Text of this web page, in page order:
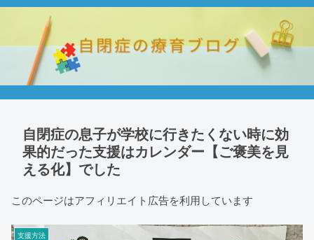
自閉症の息子が学校に行きたくない時に効
果的だった支援はカレンダー【ご褒美を見
える化】でした
このページはアフィリエイト広告を利用しています
支援方法